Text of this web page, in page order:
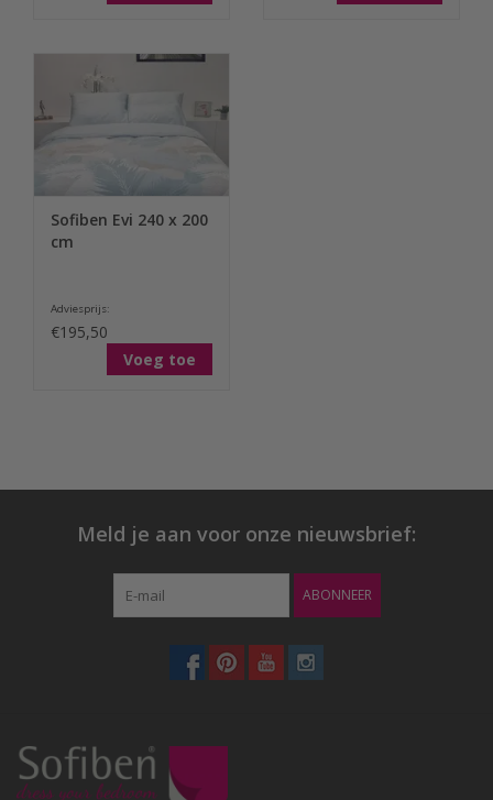
Sofiben Evi 240 x 200
cm
Adviesprijs:
€195,50
Voeg toe
Meld je aan voor onze nieuwsbrief:
ABONNEER